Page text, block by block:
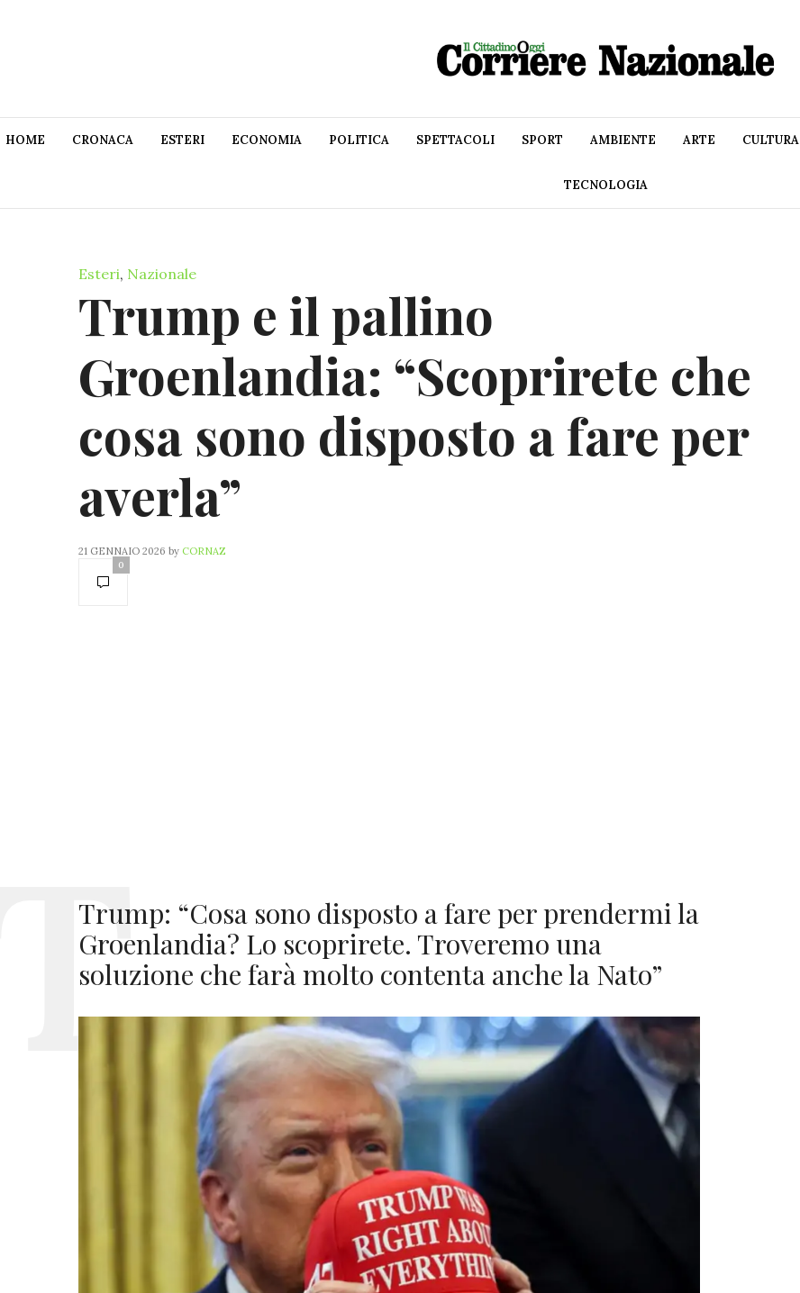
HOME CRONACA ESTERI ECONOMIA POLITICA SPETTACOLI SPORT AMBIENTE ARTE CULTURA
TECNOLOGIA
Esteri, Nazionale
Trump e il pallino
Groenlandia: “Scoprirete che
cosa sono disposto a fare per
averla”
21 GENNAIO 2026 by CORNAZ
0
Trump: “Cosa sono disposto a fare per prendermi la
Groenlandia? Lo scoprirete. Troveremo una
soluzione che farà molto contenta anche la Nato”